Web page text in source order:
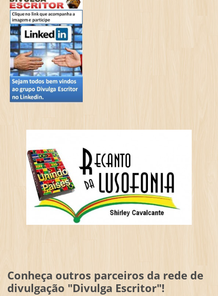
Conheça outros parceiros da rede de
divulgação "Divulga Escritor"!